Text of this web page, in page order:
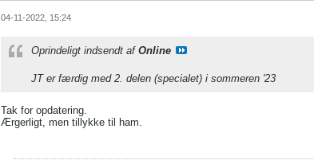
04-11-2022, 15:24
Oprindeligt indsendt af Online
JT er færdig med 2. delen (specialet) i sommeren '23
Tak for opdatering.
Ærgerligt, men tillykke til ham.